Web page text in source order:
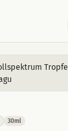
30ml